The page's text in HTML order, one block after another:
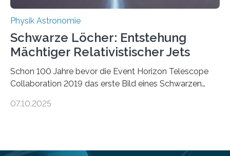
Physik Astronomie
Schwarze Löcher: Entstehung
Mächtiger Relativistischer Jets
Schon 100 Jahre bevor die Event Horizon Telescope
Collaboration 2019 das erste Bild eines Schwarzen
hatte der Astronom Heber Curtis einen seltsamen
07.10.2025